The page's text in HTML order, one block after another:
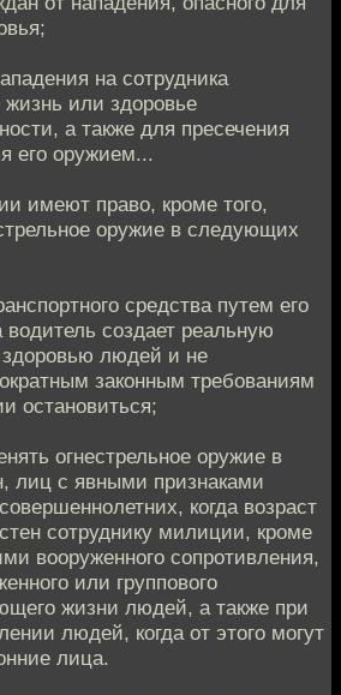
на сотрудника
жизнь или здоровье
а также для пресечения
его оружием...
имеют право, кроме того,
оружие в следующих
средства путем его
водитель создает реальную
людей и не
законным требованиям
остановиться;
огнестрельное оружие в
лиц с явными признаками
когда возраст
сотруднику милиции, кроме
вооруженного сопротивления,
или группового
жизни людей, а также при
людей, когда от этого могут
лица.